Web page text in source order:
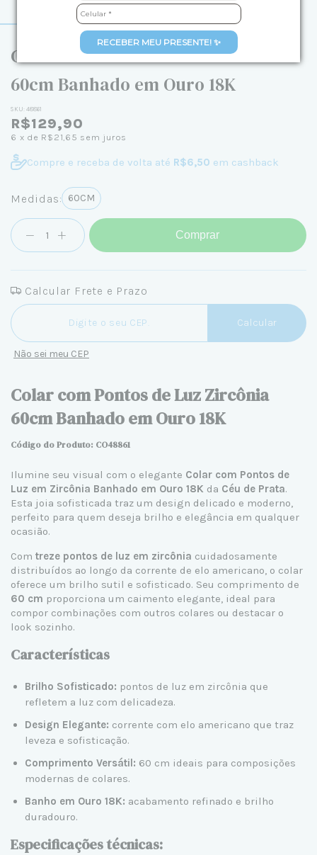
RECEBER MEU PRESENTE! ✨
Colar com Pontos de Luz Zircônia
60cm Banhado em Ouro 18K
SKU: 48861
R$129,90
6 x de R$21,65 sem juros
Compre e receba de volta até R$6,50 em cashback
Medidas: 60CM
Comprar
Calcular Frete e Prazo
Entregas para o CEP:
Calcular
Não sei meu CEP
Colar com Pontos de Luz Zircônia
60cm Banhado em Ouro 18K
Código do Produto: CO48861
Ilumine seu visual com o elegante Colar com Pontos de
Luz em Zircônia Banhado em Ouro 18K da Céu de Prata.
Esta joia sofisticada traz um design delicado e moderno,
perfeito para quem deseja brilho e elegância em qualquer
ocasião.
Com treze pontos de luz em zircônia cuidadosamente
distribuídos ao longo da corrente de elo americano, o colar
oferece um brilho sutil e sofisticado. Seu comprimento de
60 cm proporciona um caimento elegante, ideal para
compor combinações com outros colares ou destacar o
look sozinho.
Características
Brilho Sofisticado: pontos de luz em zircônia que
refletem a luz com delicadeza.
Design Elegante: corrente com elo americano que traz
leveza e sofisticação.
Comprimento Versátil: 60 cm ideais para composições
modernas de colares.
Banho em Ouro 18K: acabamento refinado e brilho
duradouro.
Especificações técnicas: